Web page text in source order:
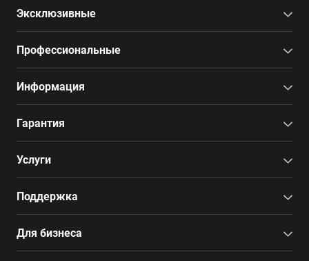
Эксклюзивные
Профессиональные
Информация
Гарантия
Услуги
Поддержка
Для бизнеса